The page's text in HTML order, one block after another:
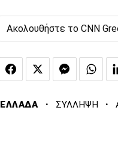
Ακολουθήστε το CNN
ΕΛΛΑΔΑ · ΣΥΛΛΗΨΗ ·